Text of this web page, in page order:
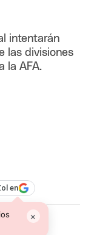
intentarán
las divisiones
la AFA.
en
×